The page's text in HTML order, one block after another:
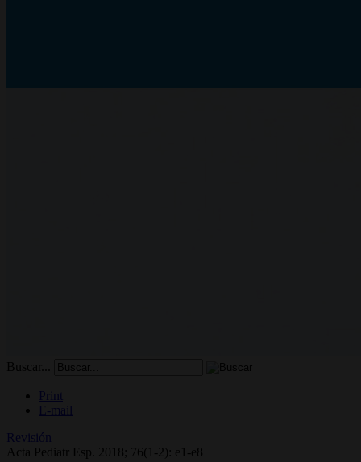
Buscar...
Print
E-mail
Revisión
Acta Pediatr Esp. 2018; 76(1-2): e1-e8